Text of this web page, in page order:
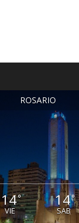
ROSARIO
14°
VIE
14°
SAB